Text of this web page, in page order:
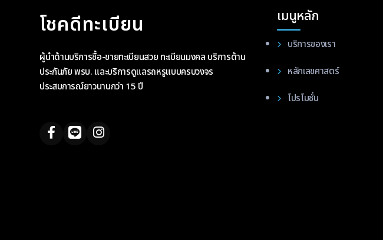
โชคดีทะเบียน
ผู้นำด้านบริการซื้อ-ขายทะเบียนสวย ทะเบียนมงคล บริการด้าน
ประกันภัย พรบ. และบริการดูแลรถหรูแบบครบวงจร
ประสบการณ์ยาวนานกว่า 15 ปี
เมนูหลัก
บริการของเรา
หลักเลขศาสตร์
โปรโมชั่น